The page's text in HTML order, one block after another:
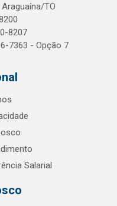
TO
8207
7363 - Opção 7
Salarial